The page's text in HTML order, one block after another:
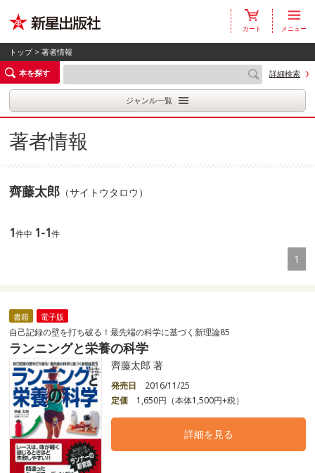
カート メニュー
トップ> 著者情報
本を探す
詳細検索
ジャンル一覧
著者情報
齊藤太郎 （サイトウタロウ）
1件中 1-1件
1
書籍 電子版
自己記録の壁を打ち破る！最先端の科学に基づく新理論85
ランニングと栄養の科学
齊藤太郎 著
発売日
2016/11/25
定価
1,650円（本体1,500円+税）
詳細を見る